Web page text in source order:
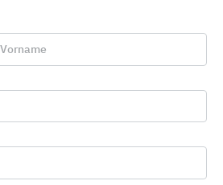
V40P bis 49 m3/h
2
g
aus Kunststoff PTP-V
Vorname